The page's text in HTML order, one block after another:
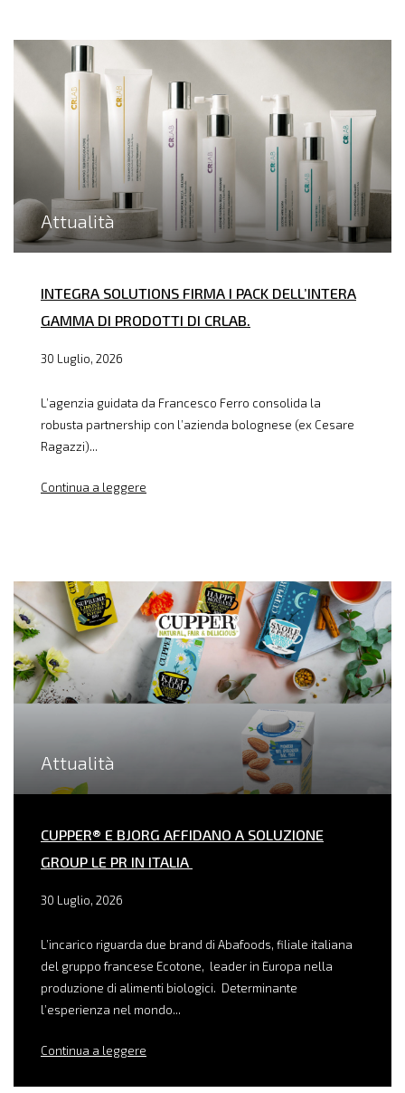
Attualità
INTEGRA SOLUTIONS FIRMA I PACK DELL’INTERA
GAMMA DI PRODOTTI DI CRLAB.
30 Luglio, 2026
L’agenzia guidata da Francesco Ferro consolida la
robusta partnership con l’azienda bolognese (ex Cesare
Ragazzi)...
Continua a leggere
Attualità
CUPPER® E BJORG AFFIDANO A SOLUZIONE
GROUP LE PR IN ITALIA
30 Luglio, 2026
L’incarico riguarda due brand di Abafoods, filiale italiana
del gruppo francese Ecotone, leader in Europa nella
produzione di alimenti biologici. Determinante
l’esperienza nel mondo...
Continua a leggere